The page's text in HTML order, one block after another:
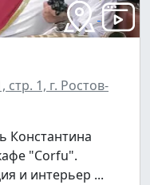
1, г. Ростов-
Константина
"Corfu".
и интерьер ...